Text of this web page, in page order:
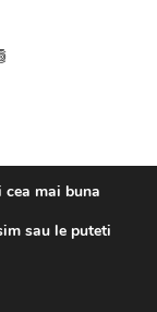
mai buna
sau le puteti
Banner